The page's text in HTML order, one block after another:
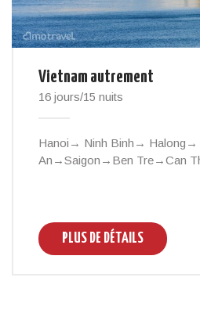
Vietnam autrement
16 jours/15 nuits
Hanoi→ Ninh Binh→
An→Saigon→Ben Tre→Can
PLUS DE DÉTAILS